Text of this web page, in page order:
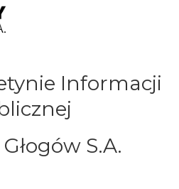
Informacji
S.A.